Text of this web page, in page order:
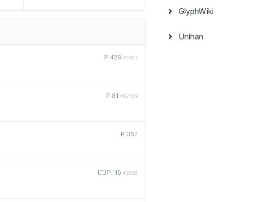
P.428 #5903
P.81 #02729
P.352
P.116 #2080
GlyphWiki
Unihan